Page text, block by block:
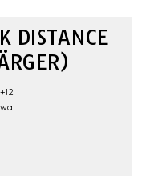
DISTANCE